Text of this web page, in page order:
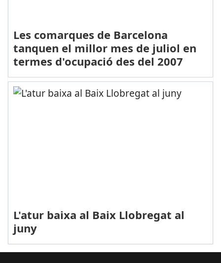
Les comarques de Barcelona
tanquen el millor mes de juliol en
termes d'ocupació des del 2007
L'atur baixa al Baix Llobregat al
juny